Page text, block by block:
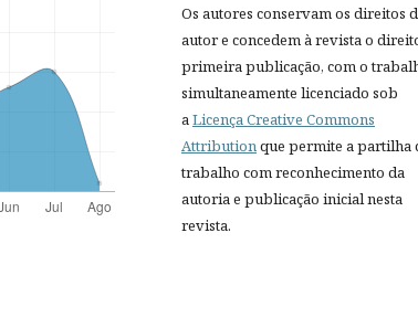
Os autores conservam os direitos
autor e concedem à revista o
primeira publicação, com o
simultaneamente licenciado sob
aLicença Creative Commons
Attributionque permite a partilha
trabalho com reconhecimento da
autoria e publicação inicial nesta
revista.